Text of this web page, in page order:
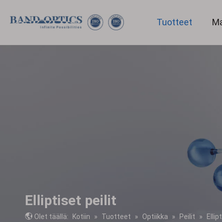
Tuotteet
Elliptiset peilit
Olet täällä: Kotiin » Tuotteet » Optiikka » Peilit »